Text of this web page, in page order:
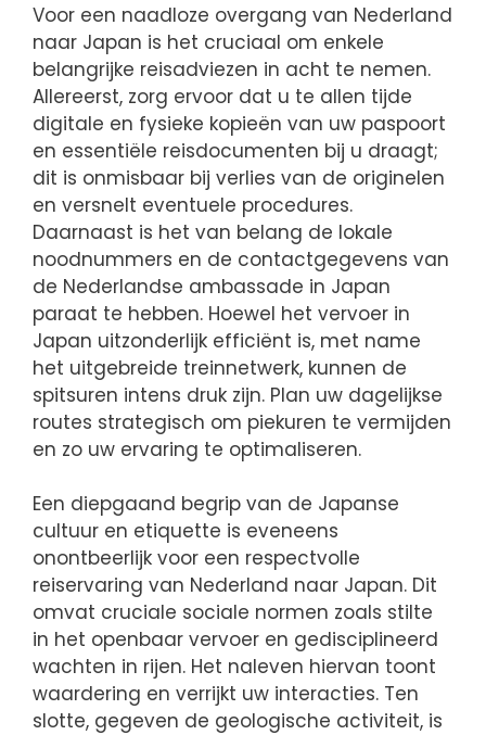
Voor een naadloze overgang van Nederland
naar Japan is het cruciaal om enkele
belangrijke reisadviezen in acht te nemen.
Allereerst, zorg ervoor dat u te allen tijde
digitale en fysieke kopieën van uw paspoort
en essentiële reisdocumenten bij u draagt;
dit is onmisbaar bij verlies van de originelen
en versnelt eventuele procedures.
Daarnaast is het van belang de lokale
noodnummers en de contactgegevens van
de Nederlandse ambassade in Japan
paraat te hebben. Hoewel het vervoer in
Japan uitzonderlijk efficiënt is, met name
het uitgebreide treinnetwerk, kunnen de
spitsuren intens druk zijn. Plan uw dagelijkse
routes strategisch om piekuren te vermijden
en zo uw ervaring te optimaliseren.
Een diepgaand begrip van de Japanse
cultuur en etiquette is eveneens
onontbeerlijk voor een respectvolle
reiservaring van Nederland naar Japan. Dit
omvat cruciale sociale normen zoals stilte
in het openbaar vervoer en gedisciplineerd
wachten in rijen. Het naleven hiervan toont
waardering en verrijkt uw interacties. Ten
slotte, gegeven de geologische activiteit, is